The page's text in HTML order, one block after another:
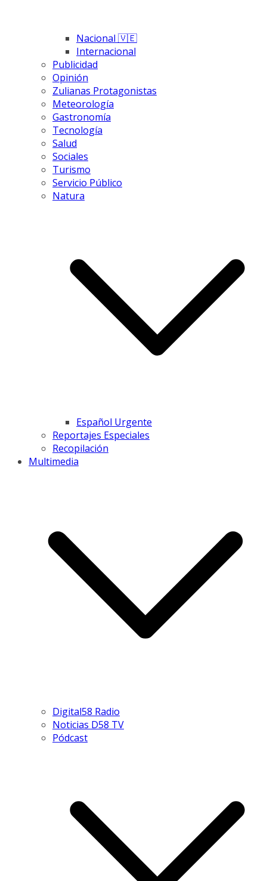
Nacional 🇻🇪
Internacional
Publicidad
Opinión
Zulianas Protagonistas
Meteorología
Gastronomía
Tecnología
Salud
Sociales
Turismo
Servicio Público
Natura
Español Urgente
Reportajes Especiales
Recopilación
Multimedia
Digital58 Radio
Noticias D58 TV
Pódcast